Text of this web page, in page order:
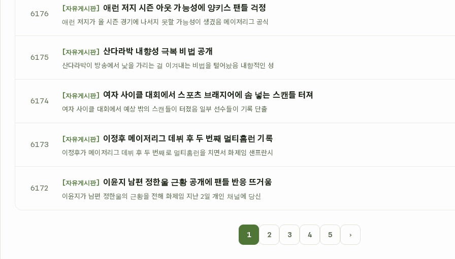
6176
[자유게시판] 애런 저지 시즌 아웃 가능성에 양키스 팬들 걱정
애런 저지가 올 시즌 경기에 나서지 못할 가능성이 생겼음 메이저리그 공식
6175
[자유게시판] 산다라박 내향성 극복 비법 공개
산다라박이 방송에서 낯을 가리는 걸 이겨내는 비법을 털어놨음 내향적인 성
6174
[자유게시판] 여자 사이클 대회에서 스포츠 브래지어에 솜 넣는 스캔들 터져
여자 사이클 대회에서 예상 밖의 스캔들이 터졌음 일부 선수들이 기록 단출
6173
[자유게시판] 이정후 메이저리그 데뷔 후 두 번째 멀티홈런 기록
이정후가 메이저리그 데뷔 후 두 번째로 멀티홈런을 치면서 화제임 샌프란시
6172
[자유게시판] 이윤지 남편 정한울 근황 공개에 팬들 반응 뜨거움
이윤지가 남편 정한울의 근황을 전해 화제임 지난 2일 개인 채널에 당신
1 2 3 4 5 ›